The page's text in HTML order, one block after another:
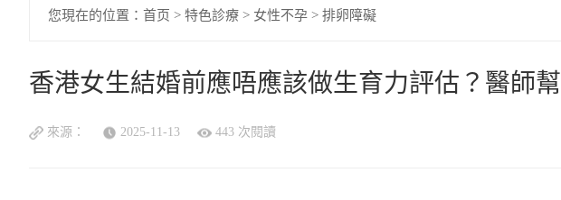
您現在的位置： 首页 > 特色診療 > 女性不孕 > 排卵障礙
香港女生結婚前應唔應該做生育力評估？醫師
來源： 2025-11-13 443 次閱讀